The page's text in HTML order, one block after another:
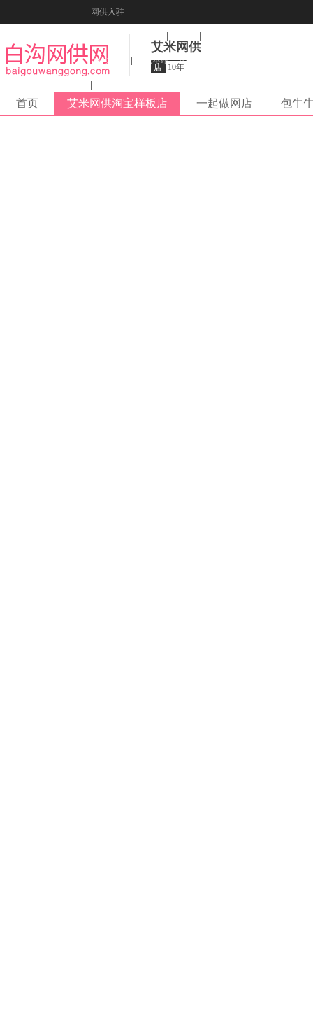
网供入驻
活动报名 收藏本站 下载到桌面
艾米网供
店 10年
首页 艾米网供淘宝样板店 一起做网店 包牛